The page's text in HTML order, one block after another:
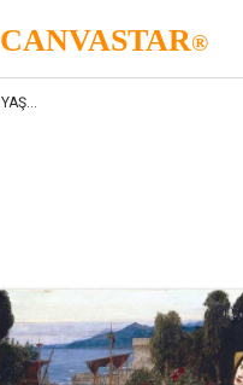
CANVASTAR®
KADIN VE YAŞAM